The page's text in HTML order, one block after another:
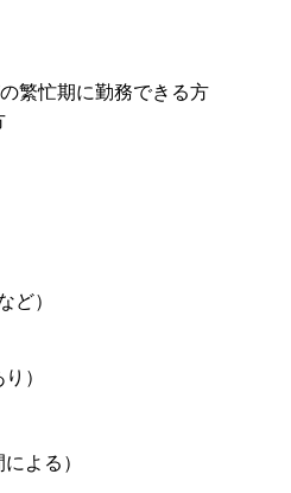
繁忙期に勤務できる方
ど）
）
よる）